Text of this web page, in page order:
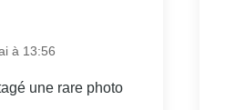
à 13:56
une rare photo